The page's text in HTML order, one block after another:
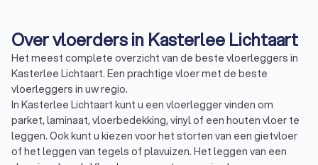
Over vloerders in Kasterlee Lichtaart
Het meest complete overzicht van de beste vloerleggers in
Kasterlee Lichtaart. Een prachtige vloer met de beste
vloerleggers in uw regio.
In Kasterlee Lichtaart kunt u een vloerlegger vinden om
parket, laminaat, vloerbedekking, vinyl of een houten vloer te
leggen. Ook kunt u kiezen voor het storten van een gietvloer
of het leggen van tegels of plavuizen. Het leggen van een